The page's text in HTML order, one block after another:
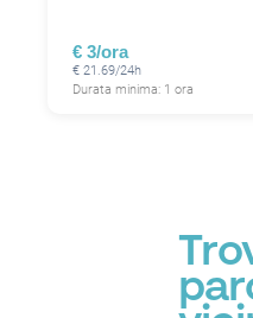
€ 3/ora
€ 21.69/24h
Durata minima: 1 ora